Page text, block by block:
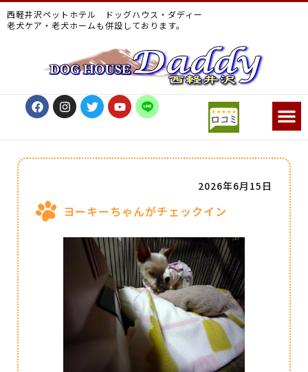
西軽井沢ペットホテル ドッグハウス・ダディー
老犬ケア・老犬ホームも併設しております。
ヨーキーちゃんがチェックイン
2026年6月15日